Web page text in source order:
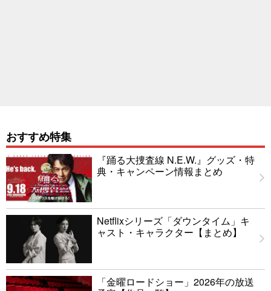
おすすめ特集
『踊る大捜査線 N.E.W.』グッズ・特
典・キャンペーン情報まとめ
Netflixシリーズ「ダウンタイム」キ
ャスト・キャラクター【まとめ】
「金曜ロードショー」2026年の放送